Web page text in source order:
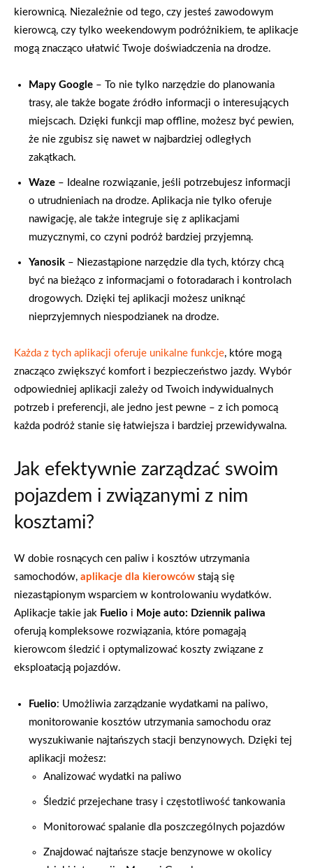
kierownicą. Niezależnie od tego, czy jesteś zawodowym
kierowcą, czy tylko weekendowym podróżnikiem, te aplikacje
mogą znacząco ułatwić Twoje doświadczenia na drodze.
Mapy Google – To nie tylko narzędzie do planowania
trasy, ale także bogate źródło informacji o interesujących
miejscach. Dzięki funkcji map offline, możesz być pewien,
że nie zgubisz się nawet w najbardziej odległych
zakątkach.
Waze – Idealne rozwiązanie, jeśli potrzebujesz informacji
o utrudnieniach na drodze. Aplikacja nie tylko oferuje
nawigację, ale także integruje się z aplikacjami
muzycznymi, co czyni podróż bardziej przyjemną.
Yanosik – Niezastąpione narzędzie dla tych, którzy chcą
być na bieżąco z informacjami o fotoradarach i kontrolach
drogowych. Dzięki tej aplikacji możesz uniknąć
nieprzyjemnych niespodzianek na drodze.
Każda z tych aplikacji oferuje unikalne funkcje, które mogą
znacząco zwiększyć komfort i bezpieczeństwo jazdy. Wybór
odpowiedniej aplikacji zależy od Twoich indywidualnych
potrzeb i preferencji, ale jedno jest pewne – z ich pomocą
każda podróż stanie się łatwiejsza i bardziej przewidywalna.
Jak efektywnie zarządzać swoim
pojazdem i związanymi z nim
kosztami?
W dobie rosnących cen paliw i kosztów utrzymania
samochodów, aplikacje dla kierowców stają się
niezastąpionym wsparciem w kontrolowaniu wydatków.
Aplikacje takie jak Fuelio i Moje auto: Dziennik paliwa
oferują kompleksowe rozwiązania, które pomagają
kierowcom śledzić i optymalizować koszty związane z
eksploatacją pojazdów.
Fuelio: Umożliwia zarządzanie wydatkami na paliwo,
monitorowanie kosztów utrzymania samochodu oraz
wyszukiwanie najtańszych stacji benzynowych. Dzięki tej
aplikacji możesz:
Analizować wydatki na paliwo
Śledzić przejechane trasy i częstotliwość tankowania
Monitorować spalanie dla poszczególnych pojazdów
Znajdować najtańsze stacje benzynowe w okolicy